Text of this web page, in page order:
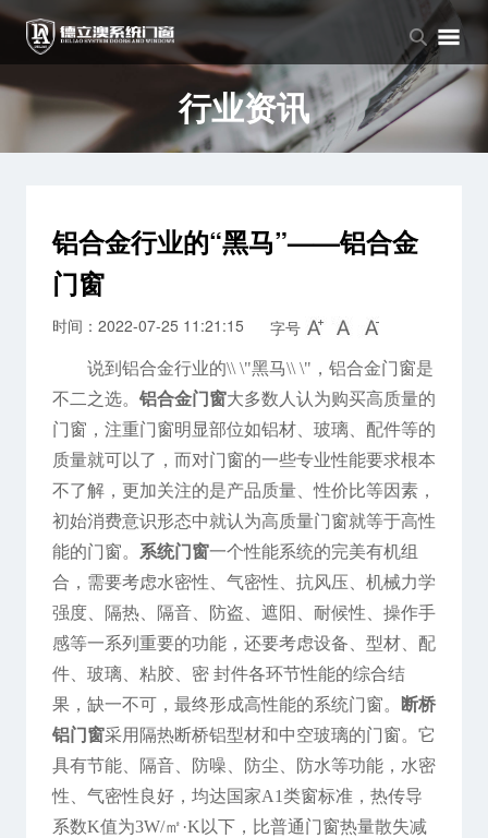
品牌中心
品牌介绍
企业文化
产品中心
窗系列
门系列
新闻中心
公司新闻
行业资讯
行业资讯
铝合金行业的“黑马”——铝合金
门窗
时间：2022-07-25 11:21:15 字号
说到铝合金行业的\\ \"黑马\\ \"，铝合金门窗是
不二之选。 铝合金门窗大多数人认为购买高质量的
门窗，注重门窗明显部位如铝材、玻璃、配件等的
质量就可以了，而对门窗的一些专业性能要求根本
不了解，更加关注的是产品质量、性价比等因素，
初始消费意识形态中就认为高质量门窗就等于高性
能的门窗。
系统门窗一个性能系统的完美有机组
合，需要考虑水密性、气密性、抗风压、机械力学
强度、隔热、隔音、防盗、遮阳、耐候性、操作手
感等一系列重要的功能，还要考虑设备、型材、配
件、玻璃、粘胶、密 封件各环节性能的综合结
果，缺一不可，最终形成高性能的系统门窗。
断桥
铝门窗采用隔热断桥铝型材和中空玻璃的门窗。它
具有节能、隔音、防噪、防尘、防水等功能，水密
性、气密性良好，均达国家A1类窗标准，热传导
系数K值为3W/㎡·K以下，比普通门窗热量散失减